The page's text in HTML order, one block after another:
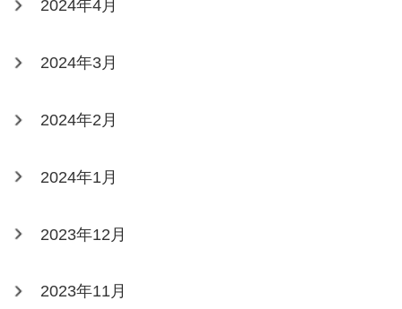
2024年4月
2024年3月
2024年2月
2024年1月
2023年12月
2023年11月